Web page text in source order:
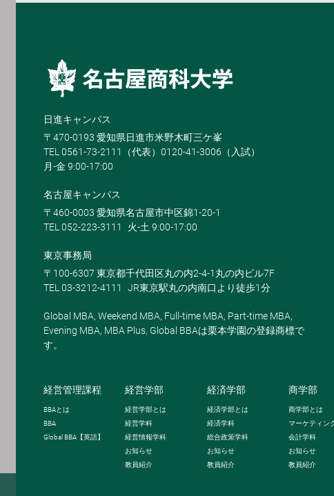
日進キャンパス
〒470-0193 愛知県日進市米野木町三ケ峯
TEL 0561-73-2111（代表）0120-41-3006（入試）
月-金 9:00-17:00
名古屋キャンパス
〒460-0003 愛知県名古屋市中区錦1-20-1
TEL 052-223-3111
火-土 9:00-17:00
東京事務局
〒100-6307 東京都千代田区丸の内2-4-1丸の内ビル7F
TEL 03-3212-4111
JR東京駅丸の内南口より徒歩1分
Global MBA, Weekend MBA, Full-time MBA, Part-time MBA,
Evening MBA, MBA Plus, Global BBAは栗本学園の登録商標で
す。
経営管理課程
BBAとは
BBA
Global BBA 【英語】
経営学部
経営学部とは
経営学科
経営情報学科
お知らせ
教員紹介
経済学部
経済学部とは
経済学科
総合政策学科
お知らせ
教員紹介
商学部
商学部とは
マーケティン
会計学科
お知らせ
教員紹介